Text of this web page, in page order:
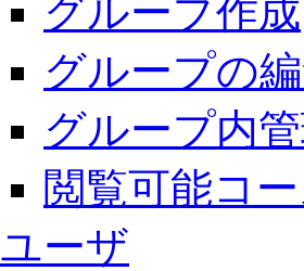
グループ作成
グループの
グループ内
閲覧可能コ
ユーザ